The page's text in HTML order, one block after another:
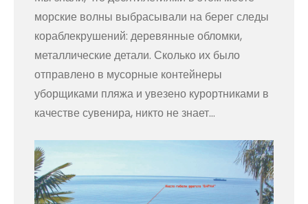
морские волны выбрасывали на берег следы
кораблекрушений: деревянные обломки,
металлические детали. Сколько их было
отправлено в мусорные контейнеры
уборщиками пляжа и увезено курортниками в
качестве сувенира, никто не знает…